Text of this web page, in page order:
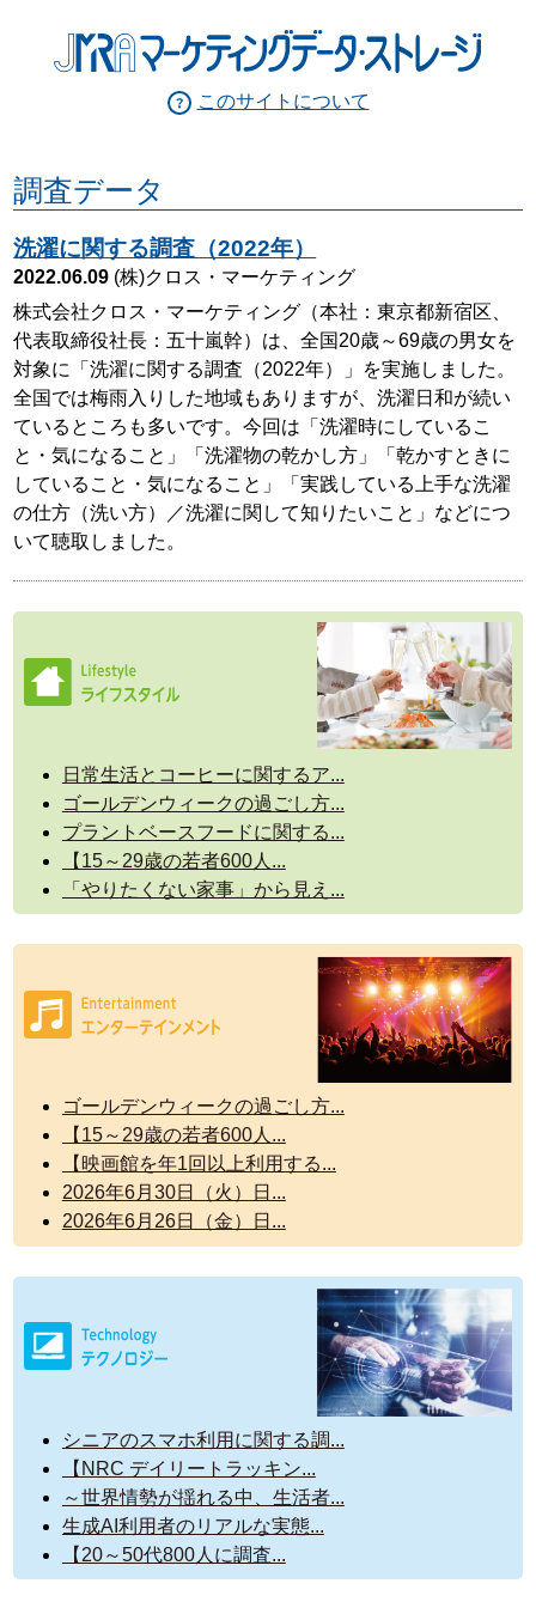
このサイトについて
調査データ
洗濯に関する調査（2022年）
2022.06.09 (株)クロス・マーケティング
株式会社クロス・マーケティング（本社：東京都新宿区、
代表取締役社⻑：五⼗嵐幹）は、全国20歳～69歳の男女を
対象に「洗濯に関する調査（2022年）」を実施しました。
全国では梅雨入りした地域もありますが、洗濯日和が続い
ているところも多いです。今回は「洗濯時にしているこ
と・気になること」「洗濯物の乾かし方」「乾かすときに
していること・気になること」「実践している上手な洗濯
の仕方（洗い方）／洗濯に関して知りたいこと」などにつ
いて聴取しました。
日常生活とコーヒーに関するア...
ゴールデンウィークの過ごし方...
プラントベースフードに関する...
【15～29歳の若者600人...
「やりたくない家事」から見え...
ゴールデンウィークの過ごし方...
【15～29歳の若者600人...
【映画館を年1回以上利用する...
2026年6月30日（火）日...
2026年6月26日（金）日...
シニアのスマホ利用に関する調...
【NRC デイリートラッキン...
～世界情勢が揺れる中、生活者...
生成AI利用者のリアルな実態...
【20～50代800人に調査...